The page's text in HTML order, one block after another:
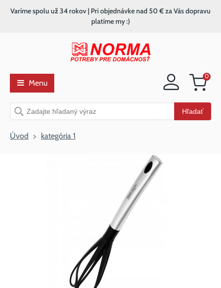
Nákupný
0
Vyhľadávanie Hľadať
Varíme spolu už 34 rokov | Pri objednávke nad 50 € za Vás dopravu
platíme my :)
Menu
Úvod kategória 1